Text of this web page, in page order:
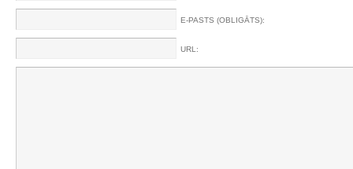
E-PASTS (OBLIGĀTS):
URL: